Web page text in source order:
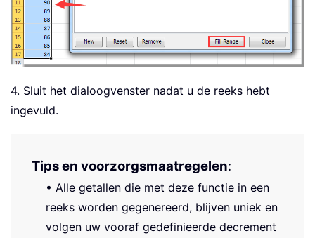
4. Sluit het dialoogvenster nadat u de reeks hebt
ingevuld.
Tips en voorzorgsmaatregelen:
• Alle getallen die met deze functie in een
reeks worden gegenereerd, blijven uniek en
volgen uw vooraf gedefinieerde decrement